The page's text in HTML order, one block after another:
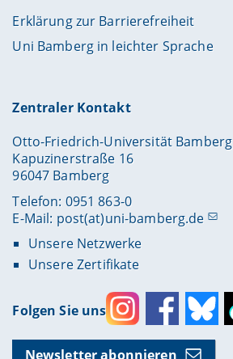
Erklärung zur Barrierefreiheit
Uni Bamberg in leichter Sprache
Zentraler Kontakt
Otto-Friedrich-Universität Bamberg
Kapuzinerstraße 16
96047 Bamberg
Telefon: 0951 863-0
E-Mail: post(at)uni-bamberg.de
Unsere Netzwerke
Unsere Zertifikate
Folgen Sie uns
InstagramFacebook
Bluesky
Newsletter abonnieren